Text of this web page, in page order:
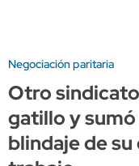
Negociación paritaria
Otro
gatillo y
blindaje de